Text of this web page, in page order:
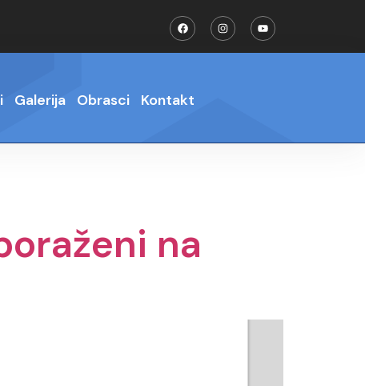
Galerija Obrasci Kontakt
na